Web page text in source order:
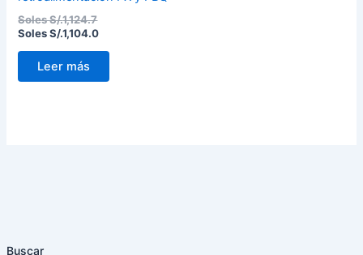
Buscar
Soles S/.1,124.7
Soles S/.1,104.0
Leer más